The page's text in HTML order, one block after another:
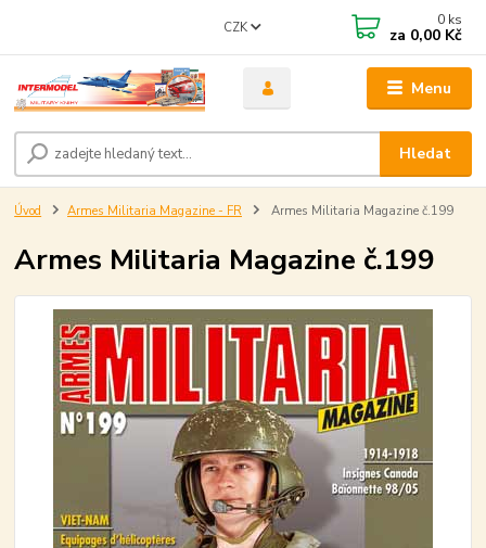
Menu
CZK
Hledat
0 ks
za 0,00 Kč
Úvod Armes Militaria Magazine - FR Armes Militaria Magazine č.199
Armes Militaria Magazine č.199